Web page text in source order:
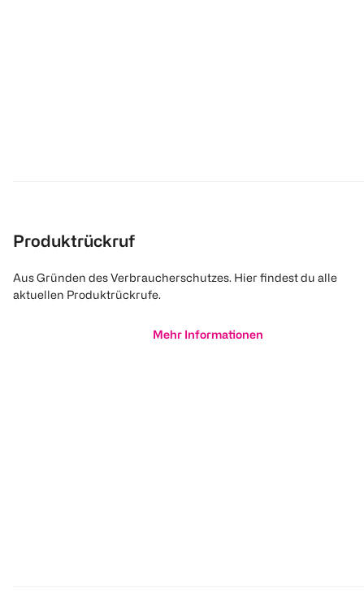
Produktrückruf
Aus Gründen des Verbraucherschutzes. Hier findest du alle
aktuellen Produktrückrufe.
Mehr Informationen